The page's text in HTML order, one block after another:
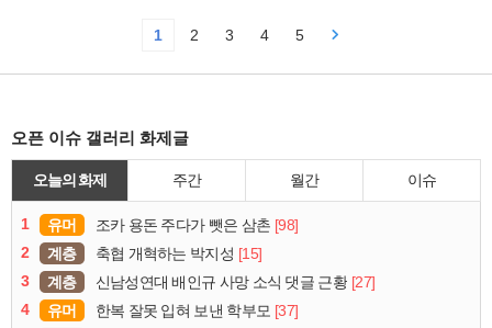
1 2 3 4 5
오픈 이슈 갤러리 화제글
오늘의 화제 주간 월간 이슈
1 유머 조카 용돈 주다가 뺏은 삼촌 [98]
2
계층 축협 개혁하는 박지성 [15]
3
계층 신남성연대 배인규 사망 소식 댓글 근황 [27]
4
유머 한복 잘못 입혀 보낸 학부모 [37]